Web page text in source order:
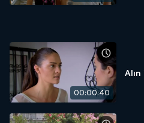
00:00:40
Alın